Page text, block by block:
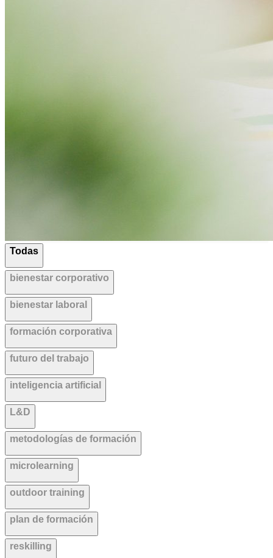
Todas
bienestar corporativo
bienestar laboral
formación corporativa
futuro del trabajo
inteligencia artificial
L&D
metodologías de formación
microlearning
outdoor training
plan de formación
reskilling